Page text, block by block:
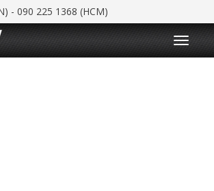
- 090 225 1368 (HCM)
T
o
g